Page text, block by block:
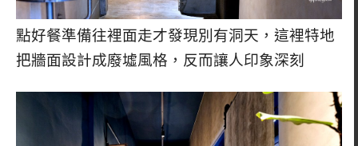
點好餐準備往裡面走才發現別有洞天，這裡特地
把牆面設計成廢墟風格，反而讓人印象深刻